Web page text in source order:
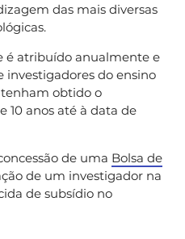
das mais diversas
é atribuído anualmente e
investigadores do ensino
obtido o
10 anos até à data de
de uma Bolsa de
de um investigador na
de subsídio no